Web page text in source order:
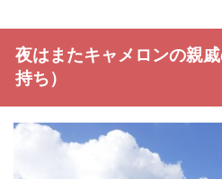
夜はまたキャメロンの親
持ち）